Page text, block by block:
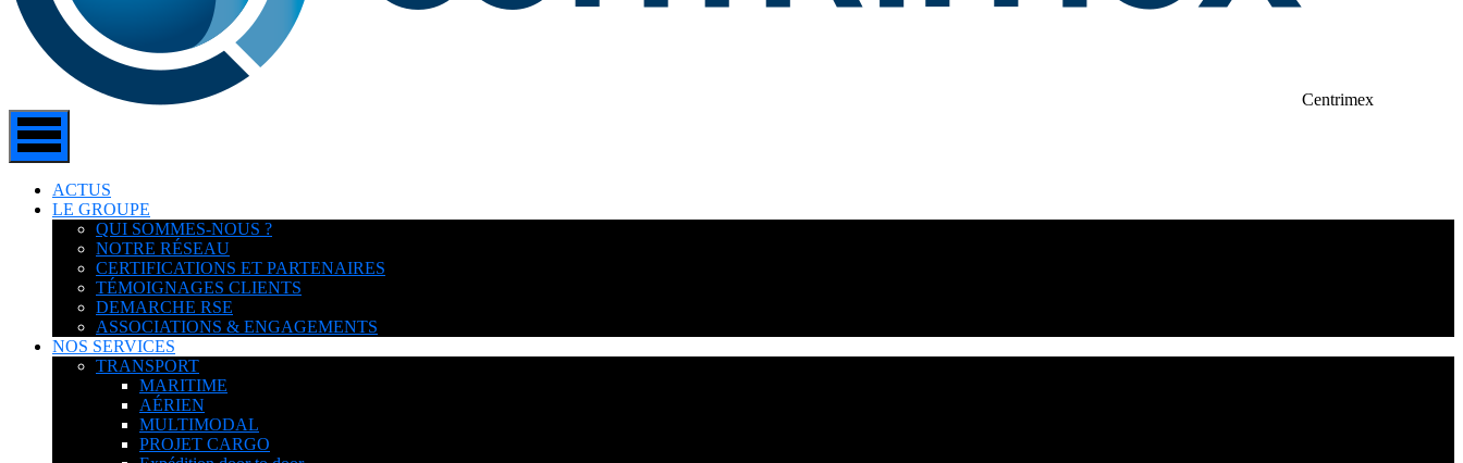
Centrimex
ACTUS
LE GROUPE
QUI SOMMES-NOUS ?
NOTRE RÉSEAU
CERTIFICATIONS ET PARTENAIRES
TÉMOIGNAGES CLIENTS
DEMARCHE RSE
ASSOCIATIONS & ENGAGEMENTS
NOS SERVICES
TRANSPORT
MARITIME
AÉRIEN
MULTIMODAL
PROJET CARGO